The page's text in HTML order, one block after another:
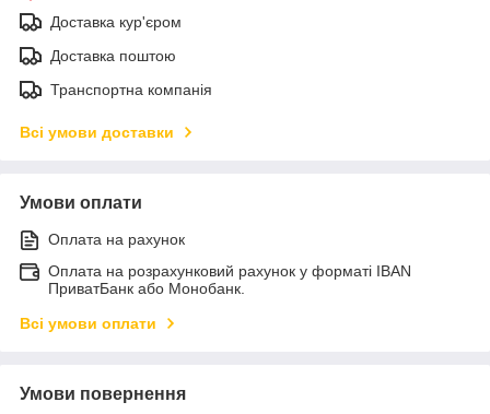
Доставка кур'єром
Доставка поштою
Транспортна компанія
Всі умови доставки
Умови оплати
Оплата на рахунок
Оплата на розрахунковий рахунок у форматі IBAN
ПриватБанк або Монобанк.
Всі умови оплати
Умови повернення